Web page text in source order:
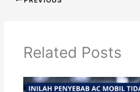
Related Posts